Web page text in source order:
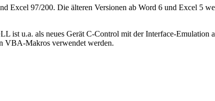
Excel 97/200. Die älteren Versionen ab Word 6 und Excel 5
u.a. als neues Gerät C-Control mit der Interface-Emulation
VBA-Makros verwendet werden.